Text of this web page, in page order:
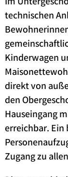
technischen
Kinderwagen
direkt von
den
Hauseingang
erreichbar.
Zugang zu